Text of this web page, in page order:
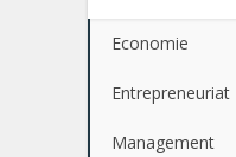
Economie
Entrepreneuriat
Management